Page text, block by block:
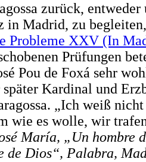
zurück,
in Madrid, zu
Probleme XXV (In
Prüfungen
Pou de Foxá sehr
Kardinal und
„Ich weiß
wie es wolle, wir
María, „Un hombre
de Dios“, Palabra,